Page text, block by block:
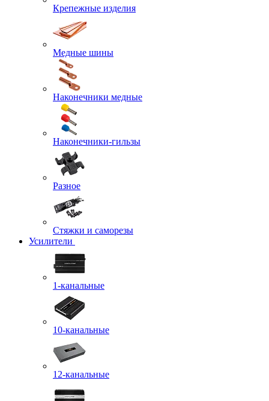
Крепежные изделия
Медные шины
Наконечники медные
Наконечники-гильзы
Разное
Стяжки и саморезы
Усилители
1-канальные
10-канальные
12-канальные